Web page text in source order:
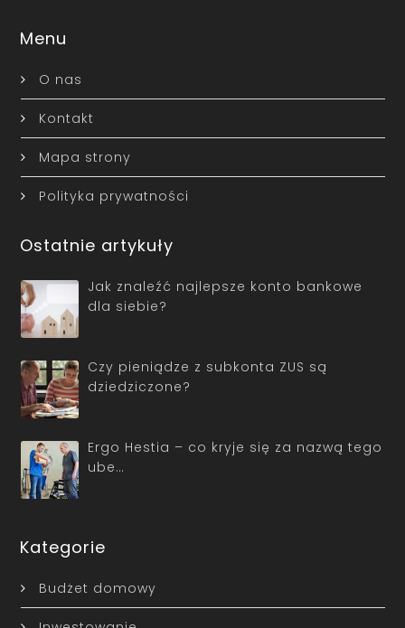
Menu
O nas
Kontakt
Mapa strony
Polityka prywatności
Ostatnie artykuły
Jak znaleźć najlepsze konto bankowe
dla siebie?
Czy pieniądze z subkonta ZUS są
dziedziczone?
Ergo Hestia – co kryje się za nazwą tego
ube…
Kategorie
Budżet domowy